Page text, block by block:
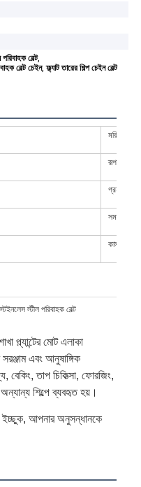
বেল্ট,
বেল্ট চেইন,ফ্ল্যাট তারের শিল্প চেইন বেল্ট
মরিচা
রূপালী সাদা
গ্রহণ করুন
সমাবেশ
কাস্টমাইজড
প্ল্যান্টের মোট এলাকা
এবং আনুষাঙ্গিক
বেকিং, তাপ চিকিত্সা, ফোরজিং,
শিল্পে ব্যবহৃত হয়।
ইচ্ছুক, আপনার অনুসন্ধানকে